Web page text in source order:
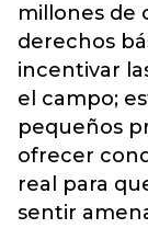
millones de
derechos
incentivar
el campo;
pequeños
ofrecer
real para
sentir